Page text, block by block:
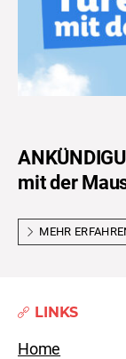
mit der
MEHR
LINKS
Home